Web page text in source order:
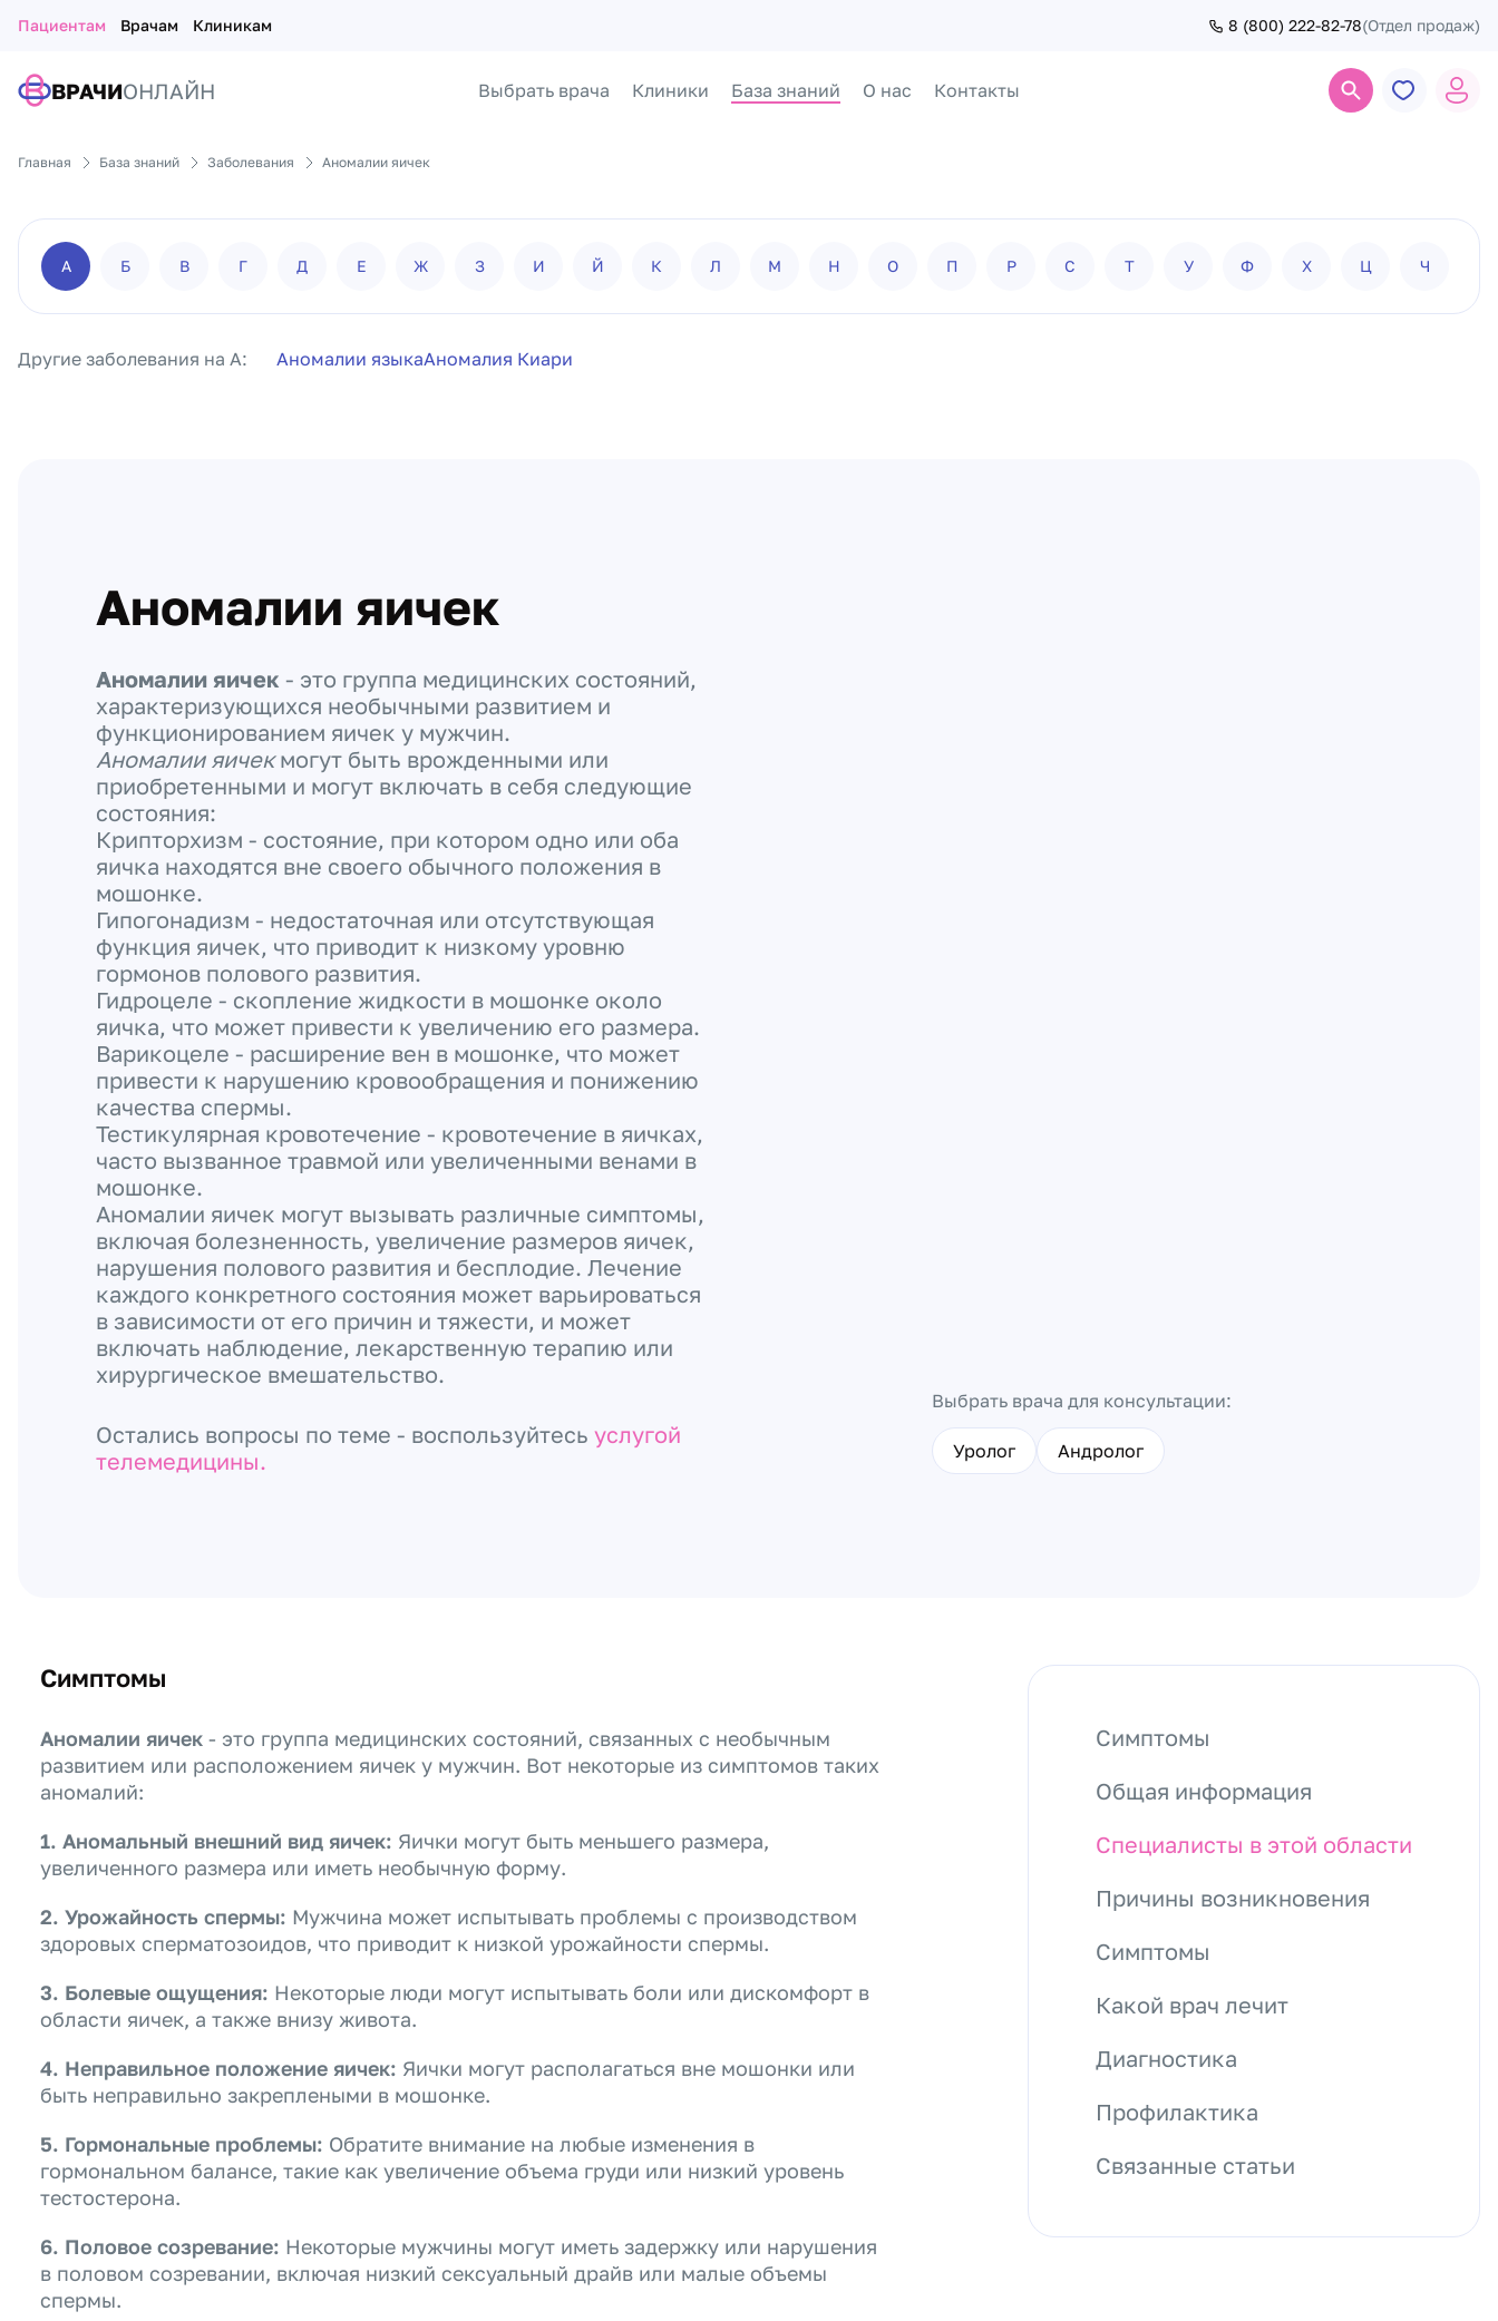
Пациентам Врачам Клиникам 8 (800) 222-82-78(Отдел продаж)
ВРАЧИОНЛАЙН Выбрать врача Клиники База знаний О нас Контакты
Главная База знаний Заболевания Аномалии яичек
А Б В Г Д Е Ж З И Й К Л М Н О П Р С Т У Ф Х Ц Ч
Другие заболевания на А: Аномалии языкаАномалия Киари
Аномалии яичек
Аномалии яичек - это группа медицинских состояний,
характеризующихся необычными развитием и
функционированием яичек у мужчин.
Аномалии яичекмогут быть врожденными или
приобретенными и могут включать в себя следующие
состояния:
Крипторхизм - состояние, при котором одно или оба
яичка находятся вне своего обычного положения в
мошонке.
Гипогонадизм - недостаточная или отсутствующая
функция яичек, что приводит к низкому уровню
гормонов полового развития.
Гидроцеле - скопление жидкости в мошонке около
яичка, что может привести к увеличению его размера.
Варикоцеле - расширение вен в мошонке, что может
привести к нарушению кровообращения и понижению
качества спермы.
Тестикулярная кровотечение - кровотечение в яичках,
часто вызванное травмой или увеличенными венами в
мошонке.
Аномалии яичек могут вызывать различные симптомы,
включая болезненность, увеличение размеров яичек,
нарушения полового развития и бесплодие. Лечение
каждого конкретного состояния может варьироваться
в зависимости от его причин и тяжести, и может
включать наблюдение, лекарственную терапию или
хирургическое вмешательство.
Остались вопросы по теме - воспользуйтесь услугой
телемедицины.
Выбрать врача для консультации:
Уролог Андролог
Симптомы
Аномалии яичек - это группа медицинских состояний, связанных с необычным
развитием или расположением яичек у мужчин. Вот некоторые из симптомов таких
аномалий:
1. Аномальный внешний вид яичек: Яички могут быть меньшего размера,
увеличенного размера или иметь необычную форму.
2. Урожайность спермы: Мужчина может испытывать проблемы с производством
здоровых сперматозоидов, что приводит к низкой урожайности спермы.
3. Болевые ощущения: Некоторые люди могут испытывать боли или дискомфорт в
области яичек, а также внизу живота.
4. Неправильное положение яичек: Яички могут располагаться вне мошонки или
быть неправильно закреплеными в мошонке.
5. Гормональные проблемы: Обратите внимание на любые изменения в
гормональном балансе, такие как увеличение объема груди или низкий уровень
тестостерона.
6. Половое созревание: Некоторые мужчины могут иметь задержку или нарушения
в половом созревании, включая низкий сексуальный драйв или малые объемы
спермы.
Симптомы
Общая информация
Специалисты в этой области
Причины возникновения
Симптомы
Какой врач лечит
Диагностика
Профилактика
Связанные статьи